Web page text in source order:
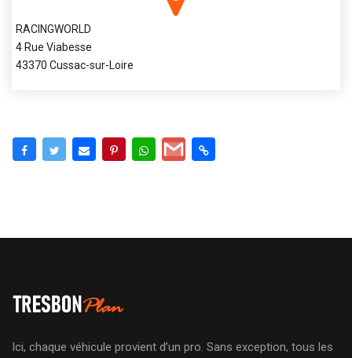
RACINGWORLD
4 Rue Viabesse
43370 Cussac-sur-Loire
Ici, chaque véhicule provient d’un pro. Sans exception, tous les